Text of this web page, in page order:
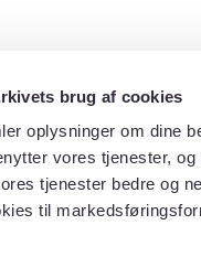
brug af cookies
oplysninger om dine
vores tjenester,
tjenester bedre og
til